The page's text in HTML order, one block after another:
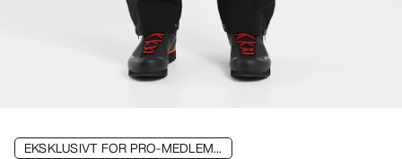
EKSKLUSIVT FOR PRO-MEDLEM...